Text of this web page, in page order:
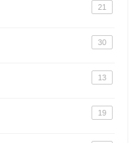
21
30
13
19